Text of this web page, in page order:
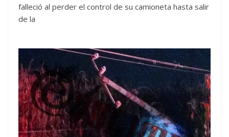
falleció al perder el control de su camioneta hasta salir
de la